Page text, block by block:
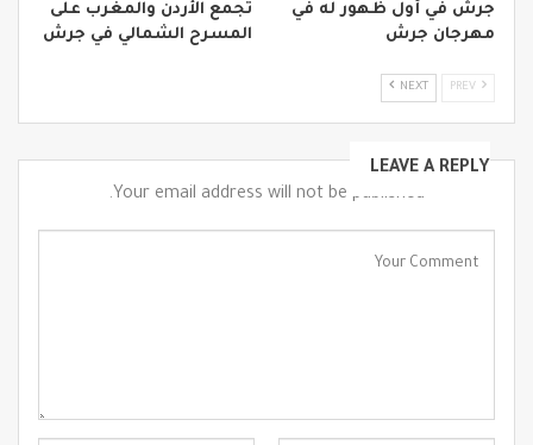
جرش في أول ظهور له في
مهرجان جرش
تجمع الأردن والمغرب على
المسرح الشمالي في جرش
NEXT
LEAVE A REPLY
Your email address will not be published.